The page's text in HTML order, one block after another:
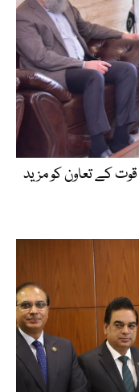
قوت کے تعاون کو مزید